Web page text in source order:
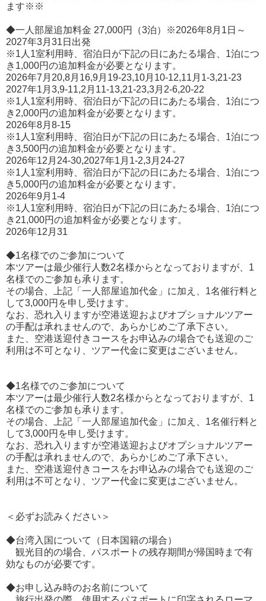
ます※※
◆一人部屋追加料金 27,000円（3泊）※2026年8月1日～
2027年3月31日出発
※1人1室利用時、宿泊日が下記の日にあたる場合、1泊につ
き1,000円の追加料金が必要となります。
2026年7月20,8月16,9月19-23,10月10-12,11月1-3,21-23
2027年1月3,9-11,2月11-13,21-23,3月2-6,20-22
※1人1室利用時、宿泊日が下記の日にあたる場合、1泊につ
き2,000円の追加料金が必要となります。
2026年8月8-15
※1人1室利用時、宿泊日が下記の日にあたる場合、1泊につ
き3,500円の追加料金が必要となります。
2026年12月24-30,2027年1月1-2,3月24-27
※1人1室利用時、宿泊日が下記の日にあたる場合、1泊につ
き5,000円の追加料金が必要となります。
2026年9月1-4
※1人1室利用時、宿泊日が下記の日にあたる場合、1泊につ
き21,000円の追加料金が必要となります。
2026年12月31
◆1名様でのご参加について
本ツアーは最少催行人数2名様からとなっておりますが、1
名様でのご参加も承ります。
その場合、上記「一人部屋追加代金」に加え、1名催行料と
して3,000円を申し受けます。
なお、恐れ入りますが空港送迎およびオプショナルツアー
の手配は承れませんので、あらかじめご了承下さい。
また、空港送迎付きコースをお申込みの場合でも送迎のご
利用は不可となり、ツアー代金に変更はございません。
◆1名様でのご参加について
本ツアーは最少催行人数2名様からとなっておりますが、1
名様でのご参加も承ります。
その場合、上記「一人部屋追加代金」に加え、1名催行料と
して3,000円を申し受けます。
なお、恐れ入りますが空港送迎およびオプショナルツアー
の手配は承れませんので、あらかじめご了承下さい。
また、空港送迎付きコースをお申込みの場合でも送迎のご
利用は不可となり、ツアー代金に変更はございません。
＜必ずお読みください＞
◆台湾入国について（日本国籍の場合）
観光目的の場合、パスポートの残存期間が帰国時まで有
効なものが必要です。
◆お申し込み時のお名前について